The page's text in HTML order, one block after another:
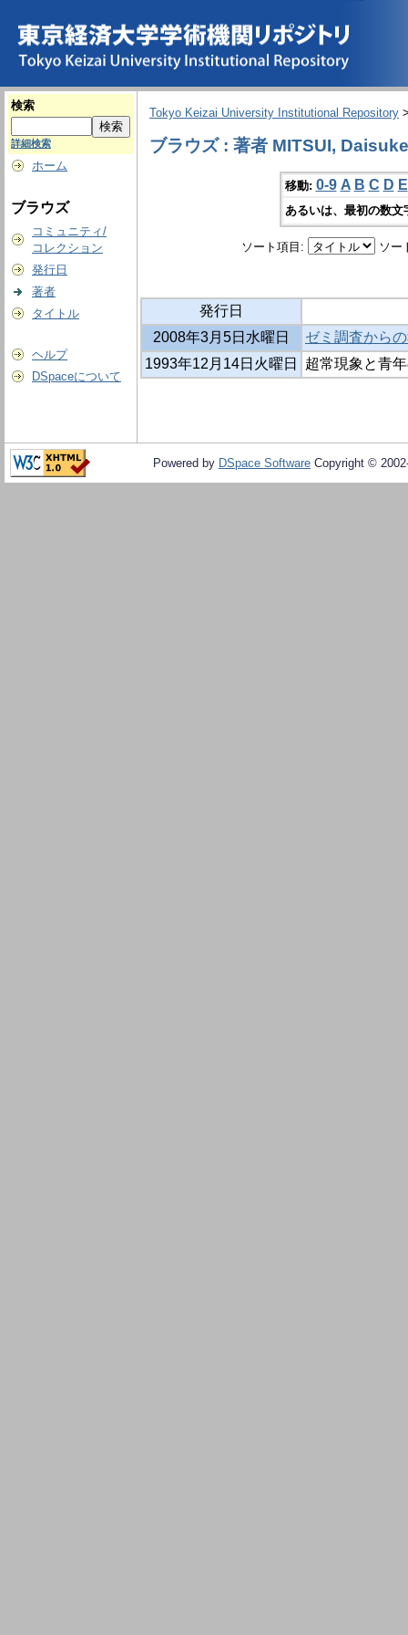
検索
詳細検索
ホーム
ブラウズ
コミュニティ/
コレクション
発行日
著者
タイトル
ヘルプ
DSpaceについて
Tokyo Keizai University Institutional Repository
ブラウズ : 著者 MITSUI, Daisuke
移動: 0-9 A B C D E
あるいは、最初の数
ソート項目: ソー
発行日
2008年3月5日水曜日
ゼミ調査から
1993年12月14日火曜日
超常現象と青
Powered by DSpace Software Copyright ©